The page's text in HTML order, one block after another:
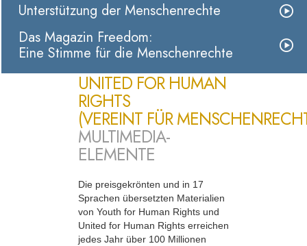
Unterstützung der Menschenrechte
Das Magazin Freedom:
Eine Stimme für die Menschenrechte
UNITED FOR HUMAN
RIGHTS
(VEREINT FÜR
MULTIMEDIA-
ELEMENTE
Die preisgekrönten und in 17
Sprachen übersetzten Materialien
von Youth for Human Rights und
United for Human Rights erreichen
jedes Jahr über 100 Millionen